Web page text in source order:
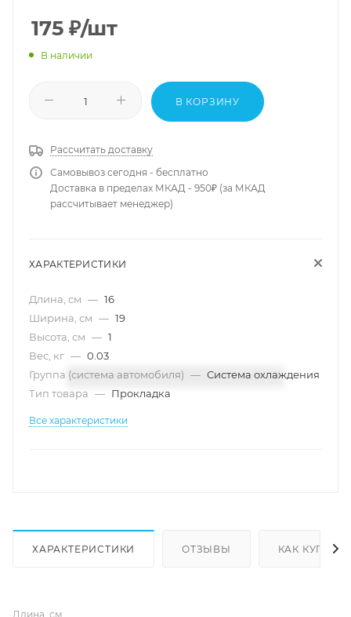
175 ₽/шт
В наличии
В КОРЗИНУ
Рассчитать доставку
Самовывоз сегодня - бесплатно
Доставка в пределах МКАД - 950₽ (за МКАД
рассчитывает менеджер)
ХАРАКТЕРИСТИКИ
Длина, см — 16
Ширина, см — 19
Высота, см — 1
Вес, кг — 0.03
Группа (система автомобиля) — Система охлаждения
Тип товара — Прокладка
Все характеристики
ХАРАКТЕРИСТИКИ ОТЗЫВЫ КАК КУПИТЬ
Длина, см